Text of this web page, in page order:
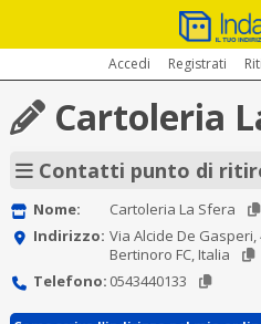
Accedi Registrati
Cartoleria
Contatti punto di
Nome:
Cartoleria La Sfera
Indirizzo: Via Alcide De
Bertinoro FC, Italia
Telefono: 0543440133